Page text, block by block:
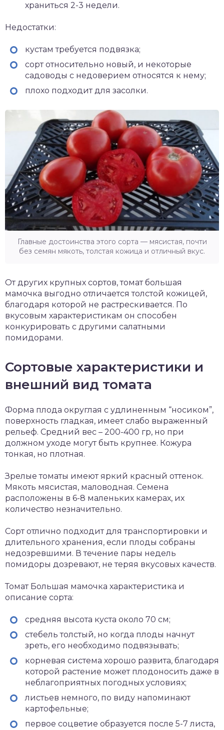
храниться 2-3 недели.
Недостатки:
кустам требуется подвязка;
сорт относительно новый, и некоторые
садоводы с недоверием относятся к нему;
плохо подходит для засолки.
Главные достоинства этого сорта — мясистая, почти
без семян мякоть, толстая кожица и отличный вкус.
От других крупных сортов, томат большая
мамочка выгодно отличается толстой кожицей,
благодаря которой не растрескивается. По
вкусовым характеристикам он способен
конкурировать с другими салатными
помидорами.
Сортовые характеристики и
внешний вид томата
Форма плода округлая с удлиненным “носиком”,
поверхность гладкая, имеет слабо выраженный
рельеф. Средний вес – 200-400 гр, но при
должном уходе могут быть крупнее. Кожура
тонкая, но плотная.
Зрелые томаты имеют яркий красный оттенок.
Мякоть мясистая, маловодная. Семена
расположены в 6-8 маленьких камерах, их
количество незначительно.
Сорт отлично подходит для транспортировки и
длительного хранения, если плоды собраны
недозревшими. В течение пары недель
помидоры дозревают, не теряя вкусовых качеств.
Томат Большая мамочка характеристика и
описание сорта:
средняя высота куста около 70 см;
стебель толстый, но когда плоды начнут
зреть, его необходимо подвязывать;
корневая система хорошо развита, благодаря
которой растение может плодоносить даже в
неблагоприятных погодных условиях;
листьев немного, по виду напоминают
картофельные;
первое соцветие образуется после 5-7 листа,